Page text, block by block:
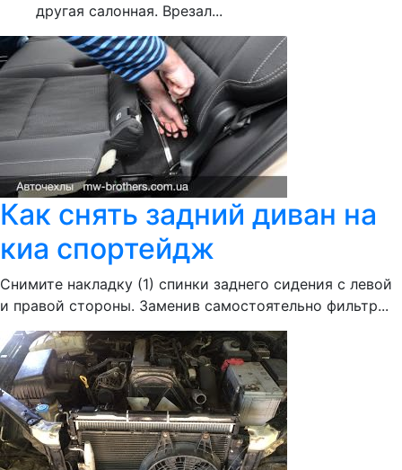
другая салонная. Врезал...
Как снять задний диван на
киа спортейдж
Снимите накладку (1) спинки заднего сидения с левой
и правой стороны. Заменив самостоятельно фильтр...